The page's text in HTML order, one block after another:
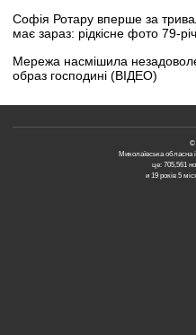
Софія Ротару вперше за
має зараз: рідкісне фото 79-
Мережа насмішила
образ господині (ВІДЕО)
©
Миколаївська обласна
це: 705,561
и 19 років 5